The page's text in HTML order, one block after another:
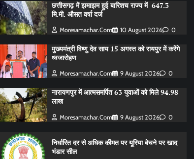
छत्तीसगढ़ में झमाझम हुई बारिशच राज्य में 647.3
मि.मी. औसत वर्षा दर्ज
Moresamachar.com 10 August 2026 0
मुख्यमंत्री विष्णु देव साय 15 अगस्त को रायपुर में करेंगे
ध्वजारोहण
Moresamachar.com 9 August 2026 0
नारायणपुर में आत्मसमर्पित 63 युवाओं को मिले 94.98
लाख
Moresamachar.com 9 August 2026 0
निर्धारित दर से अधिक कीमत पर यूरिया बेचने पर खाद
भंडार सील